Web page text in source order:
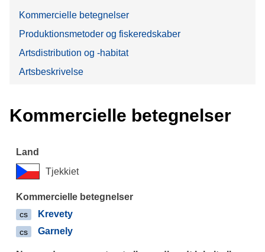
Kommercielle betegnelser
Produktionsmetoder og fiskeredskaber
Artsdistribution og -habitat
Artsbeskrivelse
Kommercielle betegnelser
Tjekkiet
cs Krevety
cs Garnely